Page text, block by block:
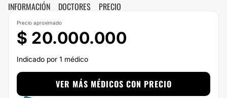
INFORMACIÓN DOCTORES PRECIO
Precio aproximado
$ 20.000.000
Indicado por 1 médico
VER MÁS MÉDICOS CON PRECIO